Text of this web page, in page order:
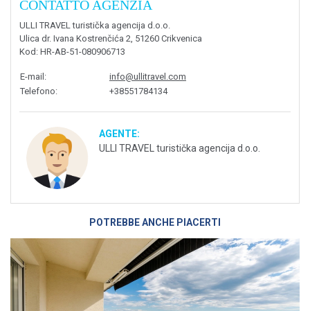
CONTATTO AGENZIA
ULLI TRAVEL turistička agencija d.o.o.
Ulica dr. Ivana Kostrenčića 2, 51260 Crikvenica
Kod : HR-AB-51-080906713
E-mail :
info@ullitravel.com
Telefono: +38551784134
AGENTE:
ULLI TRAVEL turistička agencija d.o.o.
POTREBBE ANCHE PIACERTI